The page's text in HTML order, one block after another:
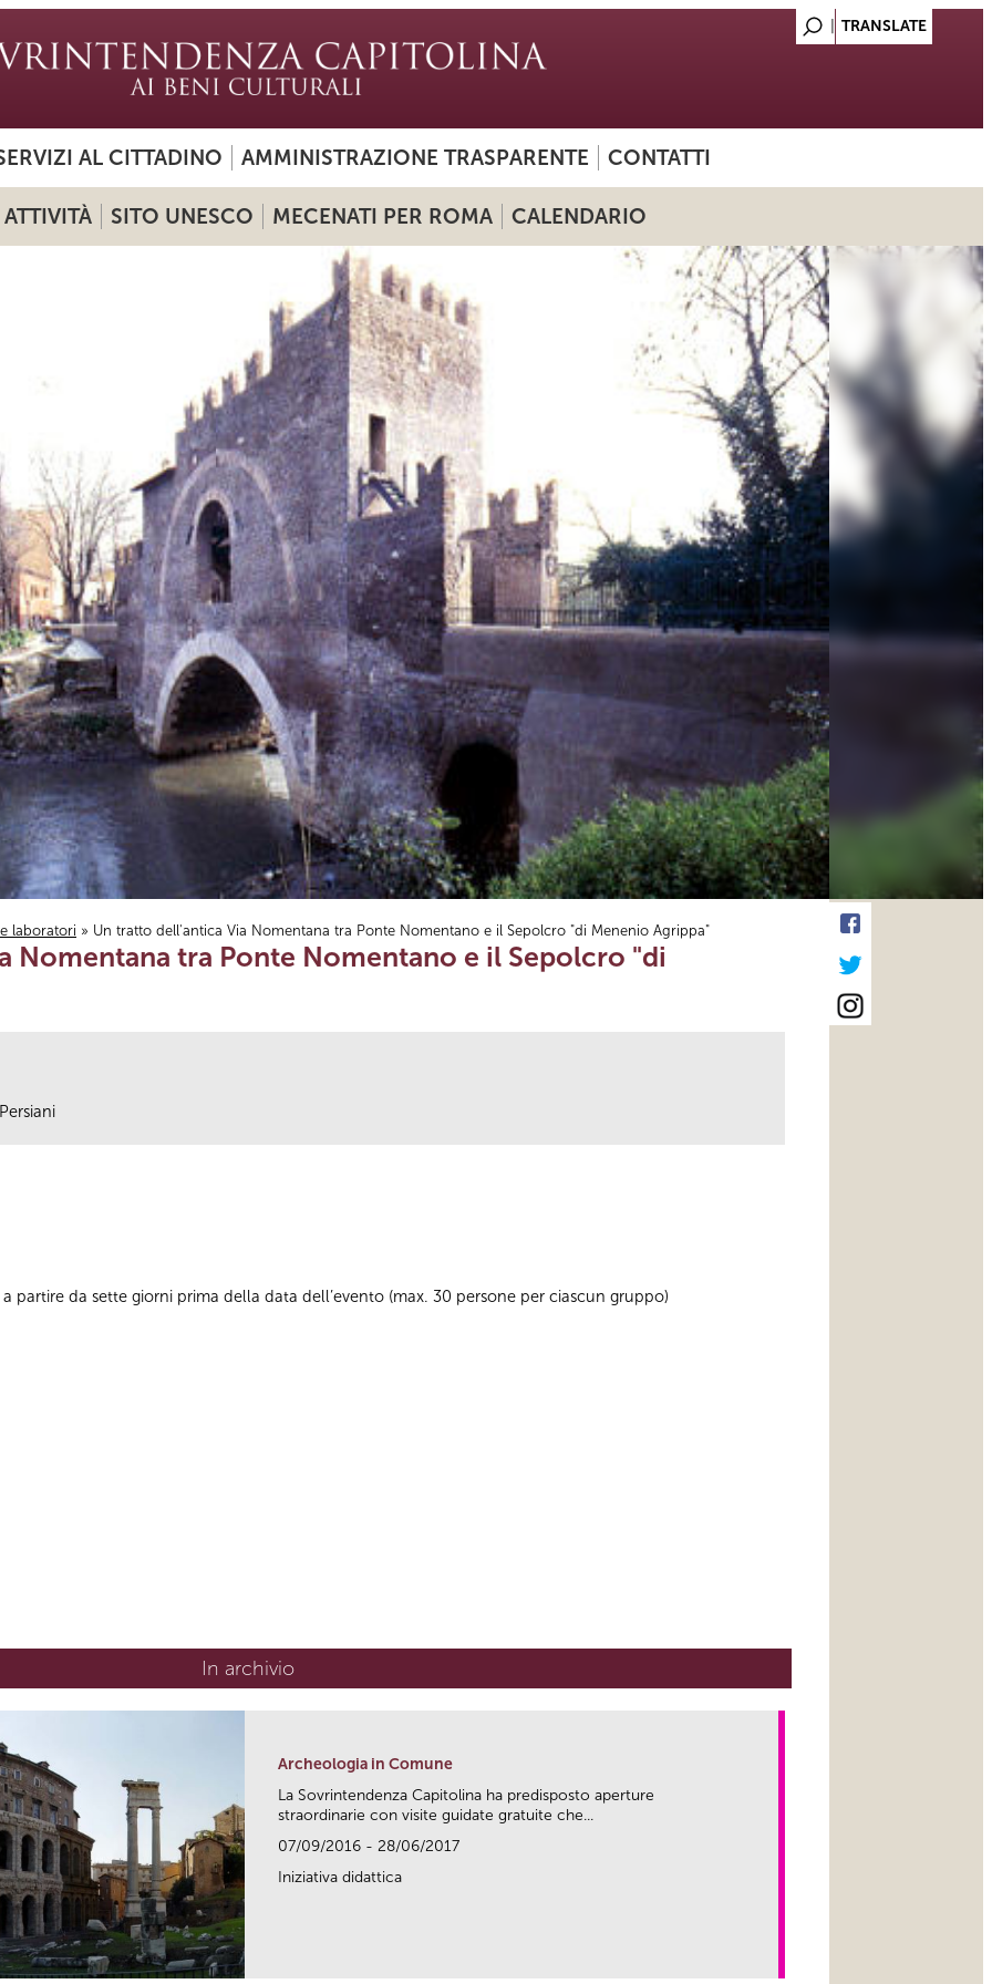
AL CITTADINO AMMINISTRAZIONE TRASPARENTE CONTATTI
ATTIVITÀ SITO UNESCO MECENATI PER ROMA CALENDARIO
laboratori » Un tratto dell'antica Via Nomentana tra Ponte Nomentano e il Sepolcro "di Menenio Agrippa"
Nomentana tra Ponte Nomentano e il Sepolcro "di
partire da sette giorni prima della data dell’evento (max. 30 persone per ciascun gruppo)
In archivio
Archeologia in Comune
La Sovrintendenza Capitolina ha predisposto aperture
straordinarie con visite guidate gratuite che...
07/09/2016 - 28/06/2017
Iniziativa didattica